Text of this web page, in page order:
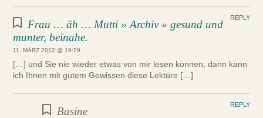
Frau … äh … Mutti » Archiv » gesund und
munter, beinahe.
11. MÄRZ 2012 @ 19:29
[…] und Sie nie wieder etwas von mir lesen können, dann kann
ich Ihnen mit gutem Gewissen diese Lektüre […]
REPLY
Basine
REPLY